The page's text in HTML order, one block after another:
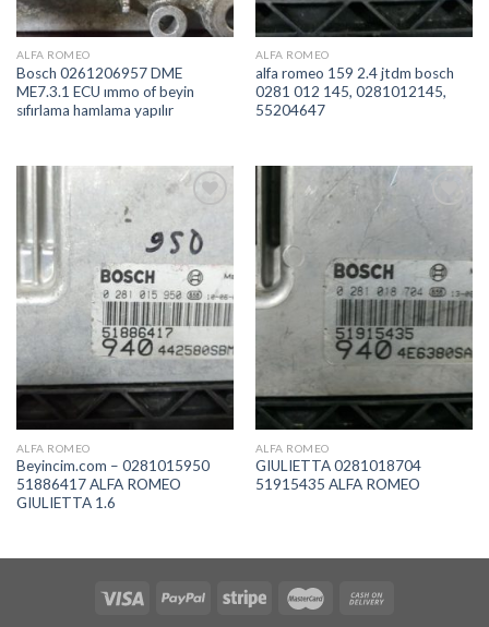
ALFA ROMEO
Bosch 0261206957 DME
ME7.3.1 ECU ımmo of beyin
sıfırlama hamlama yapılır
ALFA ROMEO
alfa romeo 159 2.4 jtdm bosch
0281 012 145, 0281012145,
55204647
İstek
Listeme
Ekle
ALFA ROMEO
Beyincim.com – 0281015950
51886417 ALFA ROMEO
GIULIETTA 1.6
İstek
Listeme
Ekle
ALFA ROMEO
GIULIETTA 0281018704
51915435 ALFA ROMEO